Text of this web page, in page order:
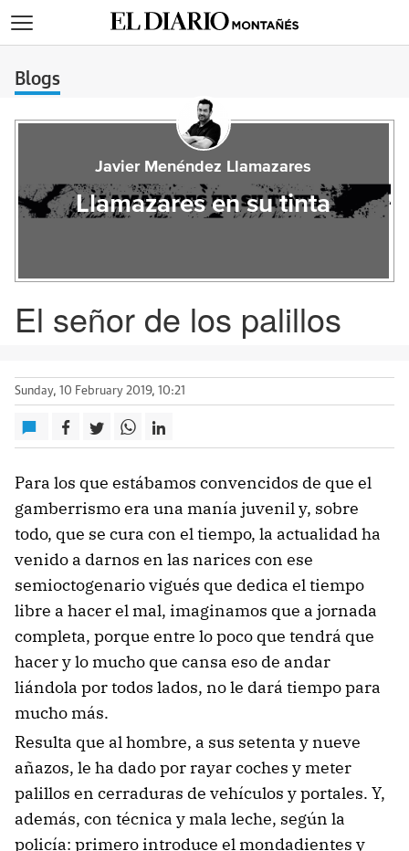
Blogs
Javier Menéndez Llamazares
Llamazares en su tinta
El señor de los palillos
Sunday, 10 February 2019, 10:21
Para los que estábamos convencidos de que el
gamberrismo era una manía juvenil y, sobre
todo, que se cura con el tiempo, la actualidad ha
venido a darnos en las narices con ese
semioctogenario vigués que dedica el tiempo
libre a hacer el mal, imaginamos que a jornada
completa, porque entre lo poco que tendrá que
hacer y lo mucho que cansa eso de andar
liándola por todos lados, no le dará tiempo para
mucho más.
Resulta que al hombre, a sus setenta y nueve
añazos, le ha dado por rayar coches y meter
palillos en cerraduras de vehículos y portales. Y,
además, con técnica y mala leche, según la
policía: primero introduce el mondadientes y